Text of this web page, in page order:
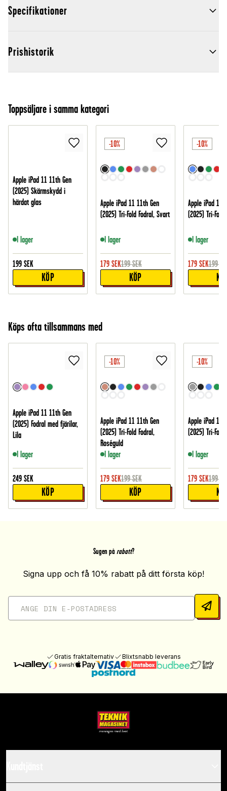
Specifikationer
Prishistorik
Toppsäljare i samma kategori
Apple iPad 11 11th Gen
(2025) Skärmskydd i
härdat glas
I lager
199 SEK
KÖP
-10%
Apple iPad 11 11th Gen
(2025) Tri-Fold Fodral, Svart
I lager
179 SEK199 SEK
KÖP
-10%
Apple iPad 11
(2025) Tri-Fold
I lager
179 SEK199
Köps ofta tillsammans med
Apple iPad 11 11th Gen
(2025) Fodral med fjärilar,
Lila
I lager
249 SEK
KÖP
-10%
Apple iPad 11 11th Gen
(2025) Tri-Fold Fodral,
Roséguld
I lager
179 SEK199 SEK
KÖP
-10%
Apple iPad 11
(2025) Tri-Fold
I lager
179 SEK199
Sugen på rabatt?
Signa upp och få 10% rabatt på ditt första köp!
Gratis fraktalternativ Blixtsnabb leverans